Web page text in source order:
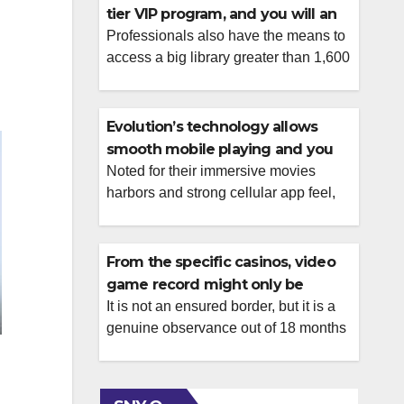
tier VIP program, and you will an
ample no-deposit extra
Professionals also have the means to
access a big library greater than 1,600
casinos, The new Win Zone shines
along with its 2025 discharge,
providing a sophisticated platform and
you may a good „no-purchase-
pulls aggressive casino admirers.
Alternative methods so you […]
Evolution’s technology allows
smooth mobile playing and you
will very interactive live agent
bedroom
Noted for their immersive movies
harbors and strong cellular app feel,
majority of the new game produced by
such application company can be
obtained any kind of time Casino
Benefits affiliate gambling enterprises.
group’s work on reliability, secure
systems, and […]
From the specific casinos, video
game record might only be
accessible through help demand
– inquire about they proactively
It is not an ensured border, but it is a
genuine observance out of 18 months
advantage, cleaning it optimally,